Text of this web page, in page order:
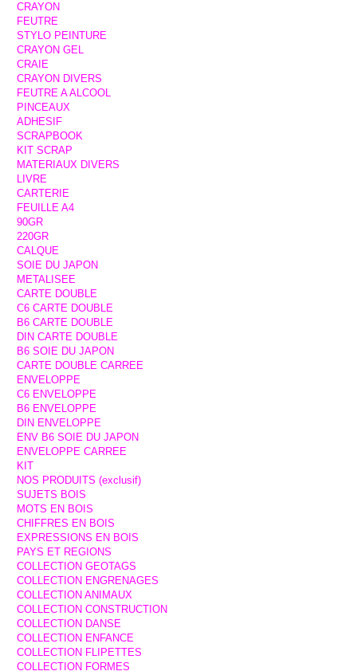
CRAYON
FEUTRE
STYLO PEINTURE
CRAYON GEL
CRAIE
CRAYON DIVERS
FEUTRE A ALCOOL
PINCEAUX
ADHESIF
SCRAPBOOK
KIT SCRAP
MATERIAUX DIVERS
LIVRE
CARTERIE
FEUILLE A4
90GR
220GR
CALQUE
SOIE DU JAPON
METALISEE
CARTE DOUBLE
C6 CARTE DOUBLE
B6 CARTE DOUBLE
DIN CARTE DOUBLE
B6 SOIE DU JAPON
CARTE DOUBLE CARREE
ENVELOPPE
C6 ENVELOPPE
B6 ENVELOPPE
DIN ENVELOPPE
ENV B6 SOIE DU JAPON
ENVELOPPE CARREE
KIT
NOS PRODUITS (exclusif)
SUJETS BOIS
MOTS EN BOIS
CHIFFRES EN BOIS
EXPRESSIONS EN BOIS
PAYS ET REGIONS
COLLECTION GEOTAGS
COLLECTION ENGRENAGES
COLLECTION ANIMAUX
COLLECTION CONSTRUCTION
COLLECTION DANSE
COLLECTION ENFANCE
COLLECTION FLIPETTES
COLLECTION FORMES